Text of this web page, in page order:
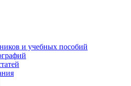
и учебных пособий